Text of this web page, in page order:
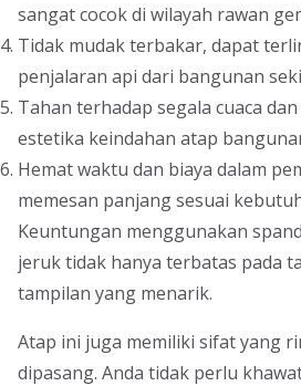
sangat cocok di wilayah rawan
Tidak mudak terbakar, dapat
penjalaran api dari bangunan
Tahan terhadap segala cuaca
estetika keindahan atap
Hemat waktu dan biaya dalam
memesan panjang sesuai
Keuntungan menggunakan
jeruk tidak hanya terbatas pada
tampilan yang menarik.
Atap ini juga memiliki sifat yang
dipasang. Anda tidak perlu